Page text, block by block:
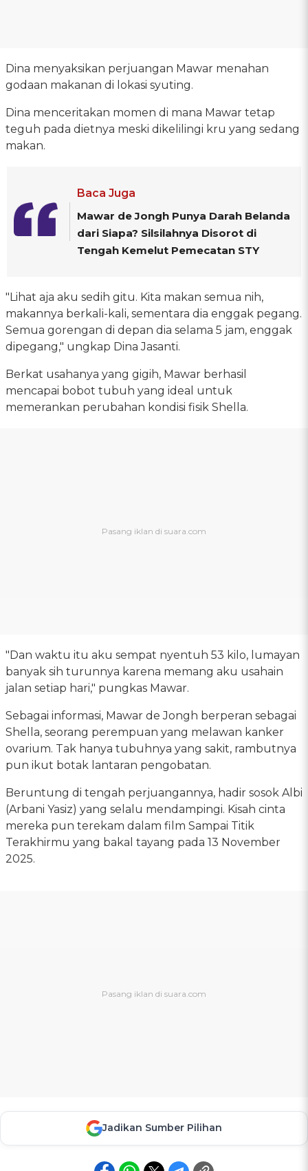
Dina menyaksikan perjuangan Mawar menahan
godaan makanan di lokasi syuting.
Dina menceritakan momen di mana Mawar tetap
teguh pada dietnya meski dikelilingi kru yang sedang
makan.
Baca Juga
Mawar de Jongh Punya Darah Belanda
dari Siapa? Silsilahnya Disorot di
Tengah Kemelut Pemecatan STY
"Lihat aja aku sedih gitu. Kita makan semua nih,
makannya berkali-kali, sementara dia enggak pegang.
Semua gorengan di depan dia selama 5 jam, enggak
dipegang," ungkap Dina Jasanti.
Berkat usahanya yang gigih, Mawar berhasil
mencapai bobot tubuh yang ideal untuk
memerankan perubahan kondisi fisik Shella.
"Dan waktu itu aku sempat nyentuh 53 kilo, lumayan
banyak sih turunnya karena memang aku usahain
jalan setiap hari," pungkas Mawar.
Sebagai informasi, Mawar de Jongh berperan sebagai
Shella, seorang perempuan yang melawan kanker
ovarium. Tak hanya tubuhnya yang sakit, rambutnya
pun ikut botak lantaran pengobatan.
Beruntung di tengah perjuangannya, hadir sosok Albi
(Arbani Yasiz) yang selalu mendampingi. Kisah cinta
mereka pun terekam dalam film Sampai Titik
Terakhirmu yang bakal tayang pada 13 November
2025.
Jadikan Sumber Pilihan